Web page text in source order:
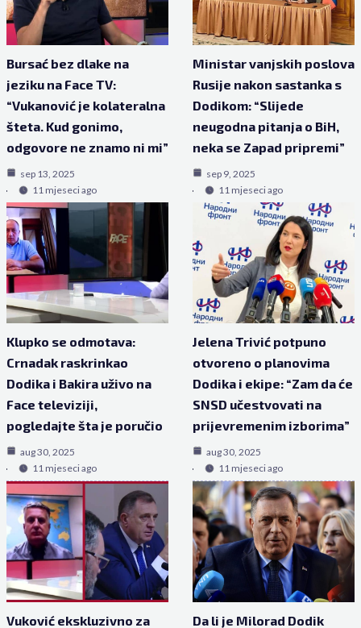
Bursać bez dlake na
jeziku na Face TV:
“Vukanović je kolateralna
šteta. Kud gonimo,
odgovore ne znamo ni mi”
sep 13, 2025
11 mjeseci ago
Ministar vanjskih poslova
Rusije nakon sastanka s
Dodikom: “Slijede
neugodna pitanja o BiH,
neka se Zapad pripremi”
sep 9, 2025
11 mjeseci ago
Klupko se odmotava:
Crnadak raskrinkao
Dodika i Bakira uživo na
Face televiziji,
pogledajte šta je poručio
aug 30, 2025
11 mjeseci ago
Jelena Trivić potpuno
otvoreno o planovima
Dodika i ekipe: “Zam da će
SNSD učestvovati na
prijevremenim izborima”
aug 30, 2025
11 mjeseci ago
Vuković ekskluzivno za
Da li je Milorad Dodik